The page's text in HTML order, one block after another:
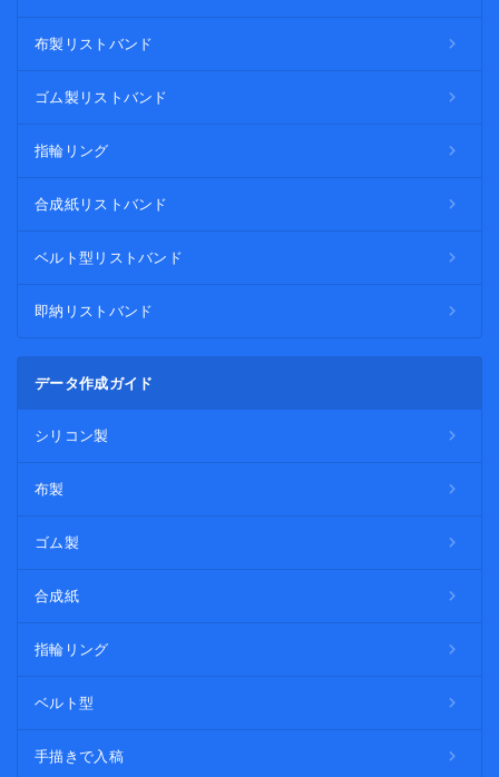
布製リストバンド
ゴム製リストバンド
指輪リング
合成紙リストバンド
ベルト型リストバンド
即納リストバンド
データ作成ガイド
シリコン製
布製
ゴム製
合成紙
指輪リング
ベルト型
手描きで入稿